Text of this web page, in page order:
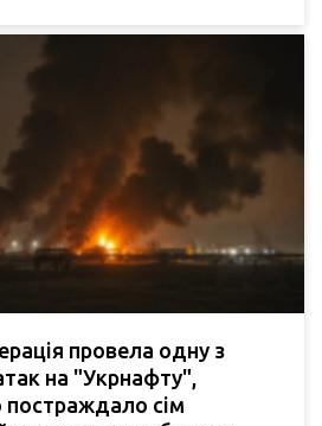
провела одну з
на "Укрнафту",
постраждало сім